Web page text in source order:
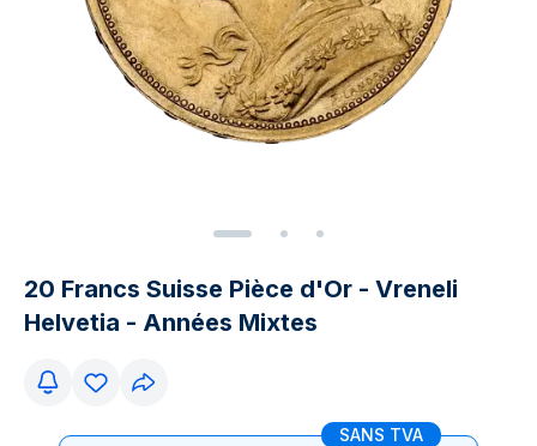
20 Francs Suisse Pièce d'Or - Vreneli
Helvetia - Années Mixtes
SANS TVA